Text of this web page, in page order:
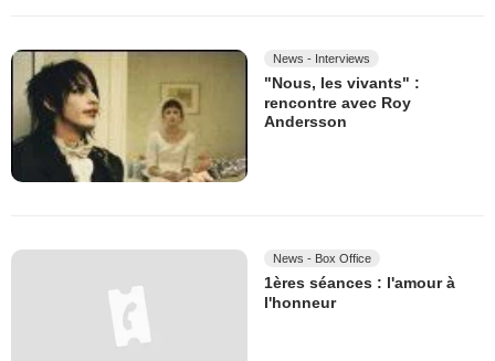
News - Interviews
"Nous, les vivants" :
rencontre avec Roy
Andersson
News - Box Office
1ères séances : l'amour à
l'honneur